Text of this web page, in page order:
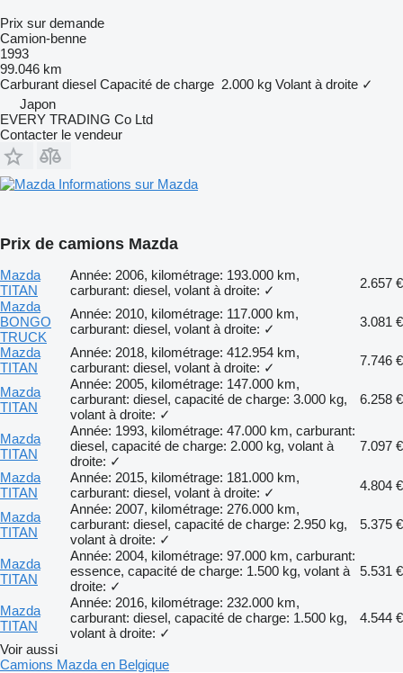
Prix sur demande
Camion-benne
1993
99.046 km
Carburant diesel Capacité de charge 2.000 kg Volant à droite ✓
Japon
EVERY TRADING Co Ltd
Contacter le vendeur
Informations sur Mazda
Prix de camions Mazda
Mazda
TITAN
Année: 2006, kilométrage: 193.000 km,
carburant: diesel, volant à droite: ✓
2.657 €
Mazda
BONGO
TRUCK
Année: 2010, kilométrage: 117.000 km,
carburant: diesel, volant à droite: ✓
3.081 €
Mazda
TITAN
Année: 2018, kilométrage: 412.954 km,
carburant: diesel, volant à droite: ✓
7.746 €
Mazda
TITAN
Année: 2005, kilométrage: 147.000 km,
carburant: diesel, capacité de charge: 3.000 kg,
volant à droite: ✓
6.258 €
Mazda
TITAN
Année: 1993, kilométrage: 47.000 km, carburant:
diesel, capacité de charge: 2.000 kg, volant à
droite: ✓
7.097 €
Mazda
TITAN
Année: 2015, kilométrage: 181.000 km,
carburant: diesel, volant à droite: ✓
4.804 €
Mazda
TITAN
Année: 2007, kilométrage: 276.000 km,
carburant: diesel, capacité de charge: 2.950 kg,
volant à droite: ✓
5.375 €
Mazda
TITAN
Année: 2004, kilométrage: 97.000 km, carburant:
essence, capacité de charge: 1.500 kg, volant à
droite: ✓
5.531 €
Mazda
TITAN
Année: 2016, kilométrage: 232.000 km,
carburant: diesel, capacité de charge: 1.500 kg,
volant à droite: ✓
4.544 €
Voir aussi
Camions Mazda en Belgique